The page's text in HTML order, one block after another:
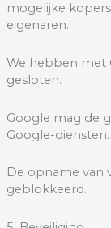
mogelijke
eigenaren.
We hebben met
gesloten.
Google mag de
Google-diensten.
De opname van
geblokkeerd.